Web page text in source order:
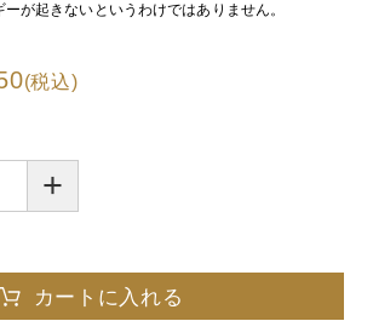
が起きないというわけではありません。
(税込)
+
カートに入れる